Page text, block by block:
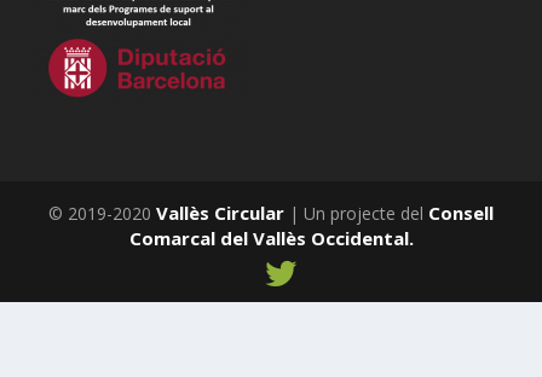
© 2019-2020 Vallès Circular | Un projecte del Consell
Comarcal del Vallès Occidental.